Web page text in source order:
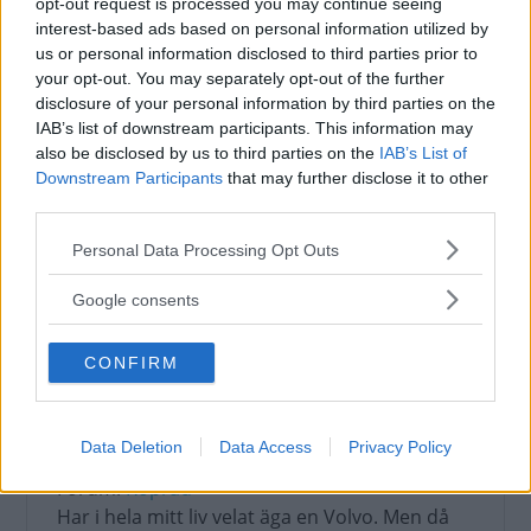
interest-based ads based on personal information utilized by
us or personal information disclosed to third parties prior to
your opt-out. You may separately opt-out of the further
disclosure of your personal information by third parties on the
IAB’s list of downstream participants. This information may
also be disclosed by us to third parties on the IAB’s List of
Downstream Participants that may further disclose it to other
Please note that this website/app uses one or more Google
not limited to your visit or usage behaviour. You may click to
use your data for below specified purposes in below Google
consent section.
Personal Data Processing Opt Outs
Google consents
CONFIRM
Data Deletion Data Access Privacy Policy
Verklig förbrukning enligt Motormännen
Forum:Bränsle
FAKTA
Sju bistra exempel
Audi A4 Avant 2,0 TDI Q
Drivmedel: Diesel
Uppgivna förbrukning:...
Uppdaterat: 2017-05-09 22:33
Val av bil
Forum:Köpråd
Har i hela mitt liv velat äga en Volvo. Men då